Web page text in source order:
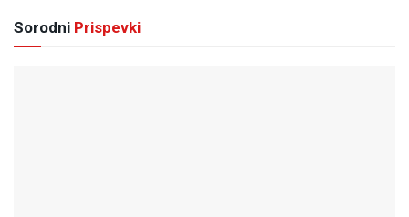
Sorodni Prispevki